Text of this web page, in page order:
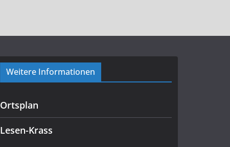
Weitere Informationen
Ortsplan
Lesen-Krass